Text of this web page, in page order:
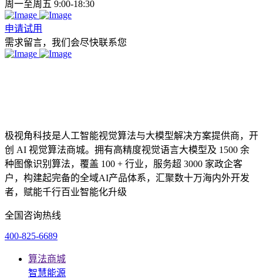
周一至周五 9:00-18:30
申请试用
需求留言，我们会尽快联系您
极视角科技是人工智能视觉算法与大模型解决方案提供商，开
创 AI 视觉算法商城。拥有高精度视觉语言大模型及 1500 余
种图像识别算法，覆盖 100 + 行业，服务超 3000 家政企客
户，构建起完备的全域AI产品体系，汇聚数十万海内外开发
者，赋能千行百业智能化升级
全国咨询热线
400-825-6689
算法商城
智慧能源